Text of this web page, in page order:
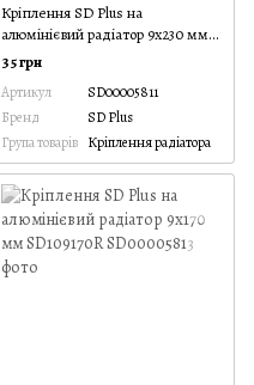
Кріплення SD Plus на
алюмінієвий радіатор 9х230 мм
SD112230
35 грн
Артикул
SD00005811
Бренд
SD Plus
Група товарів Кріплення радіатора